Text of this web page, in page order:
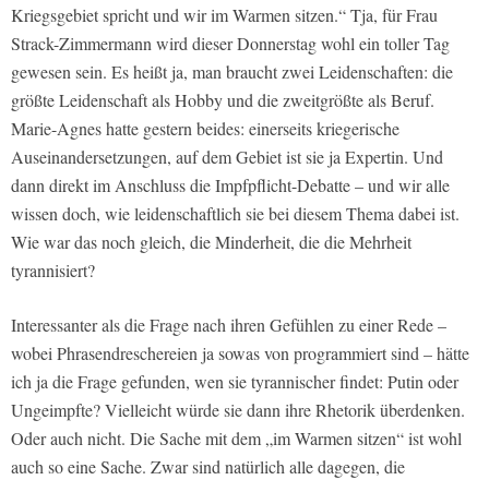
Kriegsgebiet spricht und wir im Warmen sitzen.“ Tja, für Frau
Strack-Zimmermann wird dieser Donnerstag wohl ein toller Tag
gewesen sein. Es heißt ja, man braucht zwei Leidenschaften: die
größte Leidenschaft als Hobby und die zweitgrößte als Beruf.
Marie-Agnes hatte gestern beides: einerseits kriegerische
Auseinandersetzungen, auf dem Gebiet ist sie ja Expertin. Und
dann direkt im Anschluss die Impfpflicht-Debatte – und wir alle
wissen doch, wie leidenschaftlich sie bei diesem Thema dabei ist.
Wie war das noch gleich, die Minderheit, die die Mehrheit
tyrannisiert?
Interessanter als die Frage nach ihren Gefühlen zu einer Rede –
wobei Phrasendreschereien ja sowas von programmiert sind – hätte
ich ja die Frage gefunden, wen sie tyrannischer findet: Putin oder
Ungeimpfte? Vielleicht würde sie dann ihre Rhetorik überdenken.
Oder auch nicht. Die Sache mit dem „im Warmen sitzen“ ist wohl
auch so eine Sache. Zwar sind natürlich alle dagegen, die